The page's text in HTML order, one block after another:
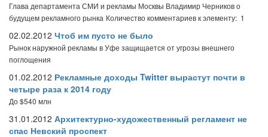
Глава департамента СМИ и рекламы Москвы Владимир Черников о
будущем рекламного рынка Количество комментариев к элементу: 1
02.02.2012 Чтоб им пусто не было
Рынок наружной рекламы в Уфе защищается от угрозы внешнего
поглощения
01.02.2012 Рекламные доходы Twitter вырастут почти в
четыре раза к 2014 году
До $540 млн
31.01.2012 Архитектурно-художественный регламент не
спас Невский проспект